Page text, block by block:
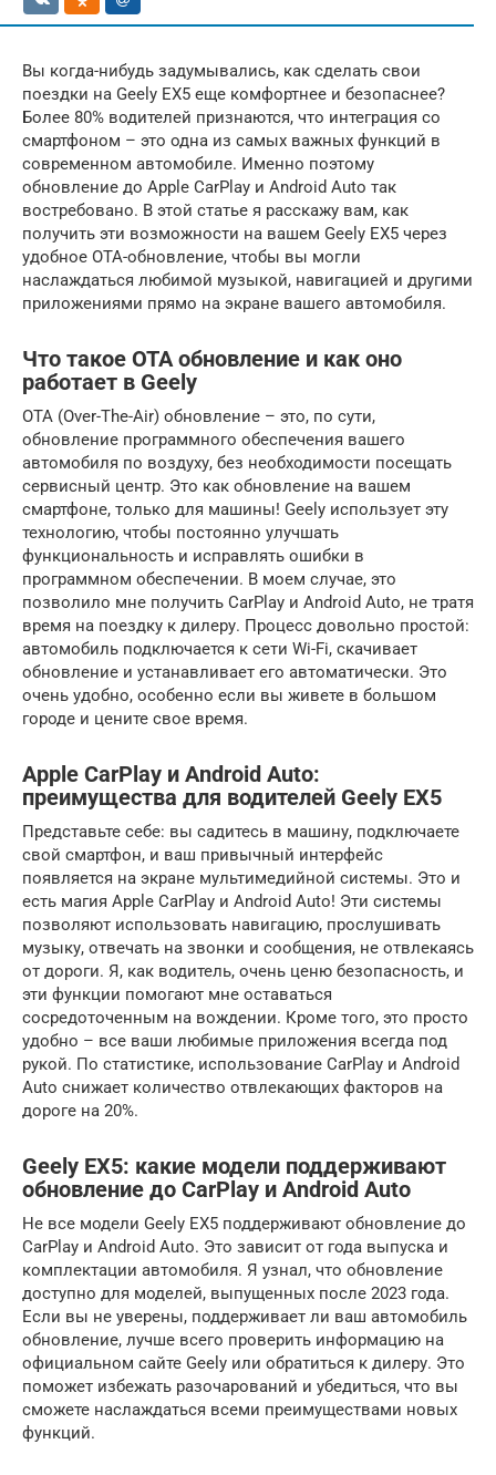
Вы когда-нибудь задумывались, как сделать свои
поездки на Geely EX5 еще комфортнее и безопаснее?
Более 80% водителей признаются, что интеграция со
смартфоном – это одна из самых важных функций в
современном автомобиле. Именно поэтому
обновление до Apple CarPlay и Android Auto так
востребовано. В этой статье я расскажу вам, как
получить эти возможности на вашем Geely EX5 через
удобное OTA-обновление, чтобы вы могли
наслаждаться любимой музыкой, навигацией и другими
приложениями прямо на экране вашего автомобиля.
Что такое OTA обновление и как оно
работает в Geely
OTA (Over-The-Air) обновление – это, по сути,
обновление программного обеспечения вашего
автомобиля по воздуху, без необходимости посещать
сервисный центр. Это как обновление на вашем
смартфоне, только для машины! Geely использует эту
технологию, чтобы постоянно улучшать
функциональность и исправлять ошибки в
программном обеспечении. В моем случае, это
позволило мне получить CarPlay и Android Auto, не тратя
время на поездку к дилеру. Процесс довольно простой:
автомобиль подключается к сети Wi-Fi, скачивает
обновление и устанавливает его автоматически. Это
очень удобно, особенно если вы живете в большом
городе и цените свое время.
Apple CarPlay и Android Auto:
преимущества для водителей Geely EX5
Представьте себе: вы садитесь в машину, подключаете
свой смартфон, и ваш привычный интерфейс
появляется на экране мультимедийной системы. Это и
есть магия Apple CarPlay и Android Auto! Эти системы
позволяют использовать навигацию, прослушивать
музыку, отвечать на звонки и сообщения, не отвлекаясь
от дороги. Я, как водитель, очень ценю безопасность, и
эти функции помогают мне оставаться
сосредоточенным на вождении. Кроме того, это просто
удобно – все ваши любимые приложения всегда под
рукой. По статистике, использование CarPlay и Android
Auto снижает количество отвлекающих факторов на
дороге на 20%.
Geely EX5: какие модели поддерживают
обновление до CarPlay и Android Auto
Не все модели Geely EX5 поддерживают обновление до
CarPlay и Android Auto. Это зависит от года выпуска и
комплектации автомобиля. Я узнал, что обновление
доступно для моделей, выпущенных после 2023 года.
Если вы не уверены, поддерживает ли ваш автомобиль
обновление, лучше всего проверить информацию на
официальном сайте Geely или обратиться к дилеру. Это
поможет избежать разочарований и убедиться, что вы
сможете наслаждаться всеми преимуществами новых
функций.